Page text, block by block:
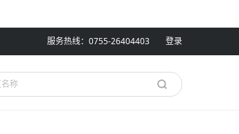
服务热线：0755-26404403 登录